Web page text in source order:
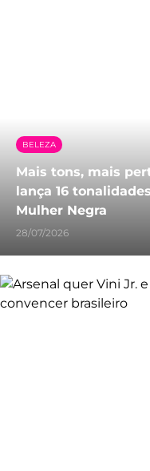
BELEZA
Mais tons, mais
lança 16
Mulher Negra
28/07/2026